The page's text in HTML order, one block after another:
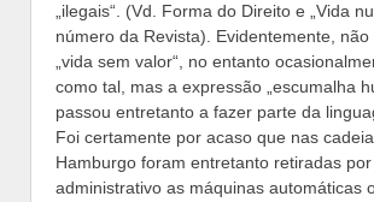
„ilegais“. (Vd. Forma do Direito e „Vida
número da Revista). Evidentemente, não
„vida sem valor“, no entanto
como tal, mas a expressão „escumalha
passou entretanto a fazer parte da
Foi certamente por acaso que nas
Hamburgo foram entretanto retiradas
administrativo as máquinas automáticas